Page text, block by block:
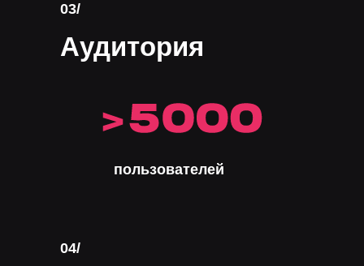
Аудитория
03/
пользователей
04/